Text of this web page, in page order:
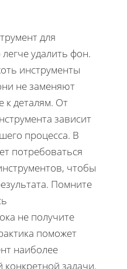
для
удалить фон.
инструменты
не заменяют
к деталям. От
зависит
процесса. В
потребоваться
чтобы
Помните
не получите
поможет
наиболее
задачи.